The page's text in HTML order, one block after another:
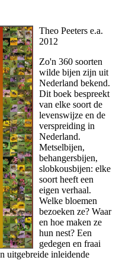
Theo Peeters e.a.
2012
Zo'n 360 soorten
wilde bijen zijn uit
Nederland bekend.
Dit boek bespreekt
van elke soort de
levenswijze en de
verspreiding in
Nederland.
Metselbijen,
behangersbijen,
slobkousbijen: elke
soort heeft een
eigen verhaal.
Welke bloemen
bezoeken ze? Waar
en hoe maken ze
hun nest? Een
gedegen en fraai
uitgebreide inleidende